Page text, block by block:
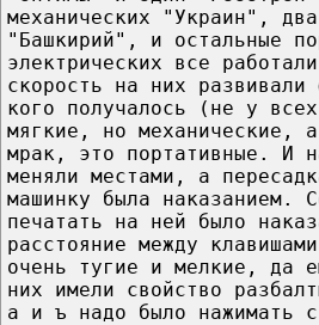
механических "Украин",
"Башкирий", и остальные
электрических все
скорость на них развивали
кого получалось (не у
мягкие, но механические,
мрак, это портативные. И
меняли местами, а
машинку была наказанием.
печатать на ней было
расстояние между
очень тугие и мелкие, да
них имели свойство
а и ъ надо было нажимать